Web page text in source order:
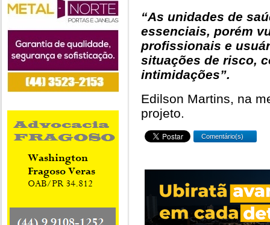
“As unidades de
essenciais, porém
profissionais e
situações de risco,
intimidações”.
Edilson Martins, na
projeto.
Comentário(s)